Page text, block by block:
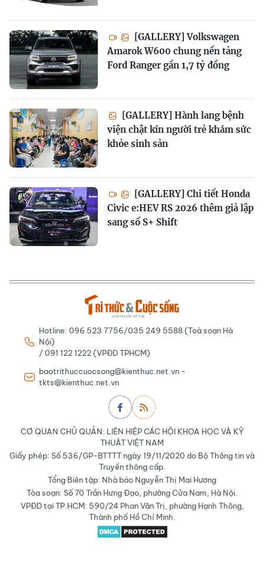
[GALLERY] Volkswagen
Amarok W600 chung nền tảng
Ford Ranger gần 1,7 tỷ đồng
[GALLERY] Hành lang bệnh
viện chật kín người trẻ khám sức
khỏe sinh sản
[GALLERY] Chi tiết Honda
Civic e:HEV RS 2026 thêm giả lập
sang số S+ Shift
Hotline: 096 523 7756/035 249 5588 (Toà soạn Hà
Nội)
/ 091 122 1222 (VPĐD TPHCM)
baotrithuccuocsong@kienthuc.net.vn -
tkts@kienthuc.net.vn
CƠ QUAN CHỦ QUẢN: LIÊN HIỆP CÁC HỘI KHOA HỌC VÀ KỸ
THUẬT VIỆT NAM
Giấy phép: Số 536/GP-BTTTT ngày 19/11/2020 do Bộ Thông tin và
Truyền thông cấp.
Tổng Biên tập: Nhà báo Nguyễn Thị Mai Hương
Tòa soạn: Số 70 Trần Hưng Đạo, phường Cửa Nam, Hà Nội.
VPĐD tại TP.HCM: 590/24 Phan Văn Trị, phường Hạnh Thông,
Thành phố Hồ Chí Minh.